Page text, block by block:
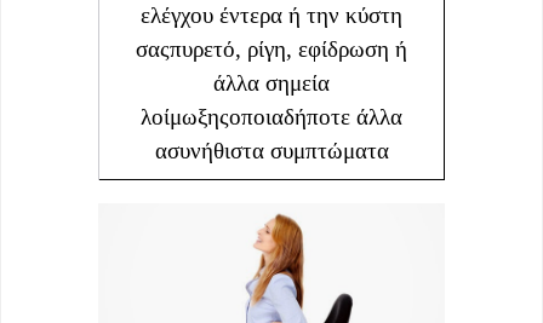
ελέγχου έντερα ή την κύστη
σαςπυρετό, ρίγη, εφίδρωση ή
άλλα σημεία
λοίμωξηςοποιαδήποτε άλλα
ασυνήθιστα συμπτώματα